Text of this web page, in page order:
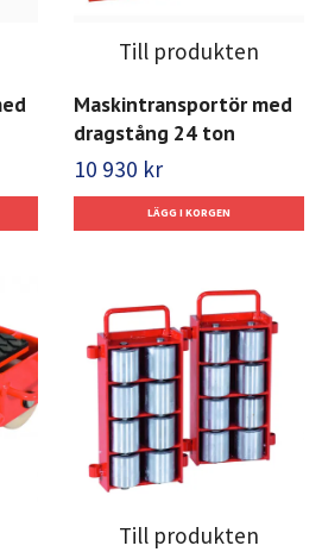
Till produkten
Maskintransportör med
dragstång 24 ton
10 930 kr
Till produkten